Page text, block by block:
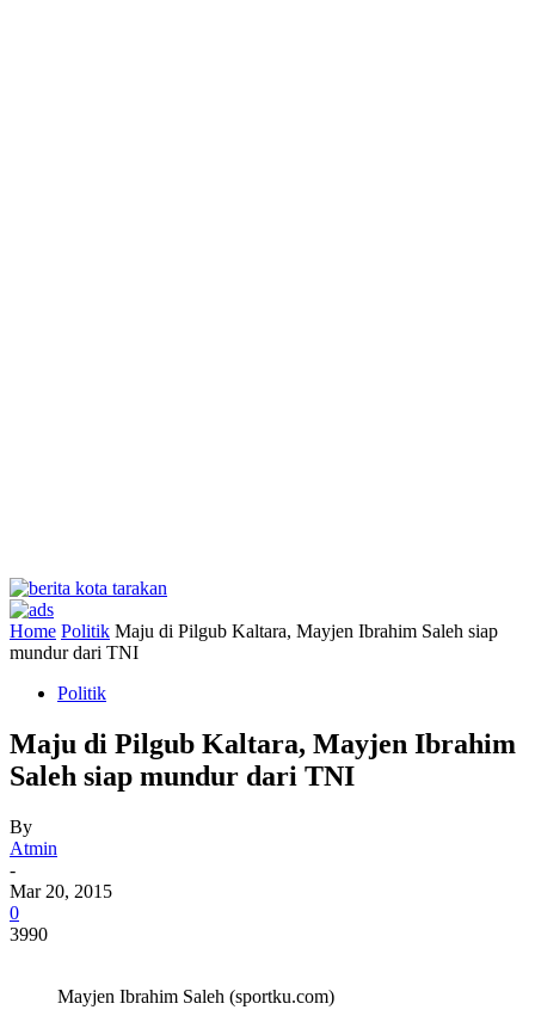
Home Politik Maju di Pilgub Kaltara, Mayjen Ibrahim Saleh siap
mundur dari TNI
Politik
Maju di Pilgub Kaltara, Mayjen Ibrahim
Saleh siap mundur dari TNI
By
Atmin
-
Mar 20, 2015
0
3990
Mayjen Ibrahim Saleh (sportku.com)